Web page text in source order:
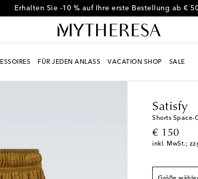
Erhalten Sie -10 % auf Ihre erste Bestellung ab €
FÜR JEDEN ANLASS VACATION SHOP SALE
Satisfy
Shorts Space-
€ 150
original
inkl. MwSt.;
Fällt der
Geringe
M Geringe